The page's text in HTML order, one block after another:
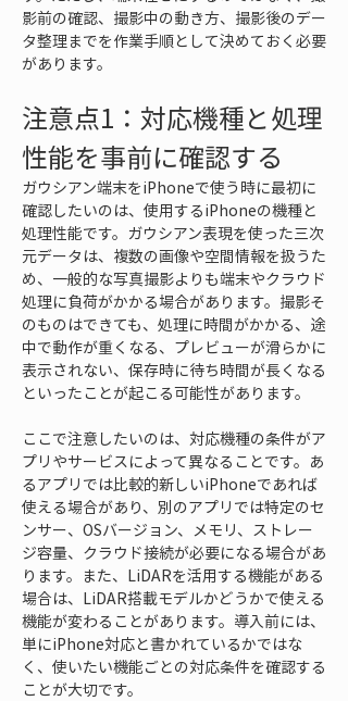
影前の確認、撮影中の動き方、撮影後のデー
タ整理までを作業手順として決めておく必要
があります。
注意点1：対応機種と処理
性能を事前に確認する
ガウシアン端末をiPhoneで使う時に最初に
確認したいのは、使用するiPhoneの機種と
処理性能です。ガウシアン表現を使った三次
元データは、複数の画像や空間情報を扱うた
め、一般的な写真撮影よりも端末やクラウド
処理に負荷がかかる場合があります。撮影そ
のものはできても、処理に時間がかかる、途
中で動作が重くなる、プレビューが滑らかに
表示されない、保存時に待ち時間が長くなる
といったことが起こる可能性があります。
ここで注意したいのは、対応機種の条件がア
プリやサービスによって異なることです。あ
るアプリでは比較的新しいiPhoneであれば
使える場合があり、別のアプリでは特定のセ
ンサー、OSバージョン、メモリ、ストレー
ジ容量、クラウド接続が必要になる場合があ
ります。また、LiDARを活用する機能がある
場合は、LiDAR搭載モデルかどうかで使える
機能が変わることがあります。導入前には、
単にiPhone対応と書かれているかではな
く、使いたい機能ごとの対応条件を確認する
ことが大切です。